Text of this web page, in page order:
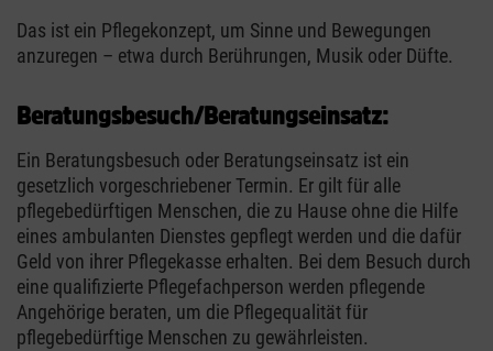
Das ist ein Pflegekonzept, um Sinne und Bewegungen
anzuregen – etwa durch Berührungen, Musik oder Düfte.
Beratungsbesuch/Beratungseinsatz:
Ein Beratungsbesuch oder Beratungseinsatz ist ein
gesetzlich vorgeschriebener Termin. Er gilt für alle
pflegebedürftigen Menschen, die zu Hause ohne die Hilfe
eines ambulanten Dienstes gepflegt werden und die dafür
Geld von ihrer Pflegekasse erhalten. Bei dem Besuch durch
eine qualifizierte Pflegefachperson werden pflegende
Angehörige beraten, um die Pflegequalität für
pflegebedürftige Menschen zu gewährleisten.